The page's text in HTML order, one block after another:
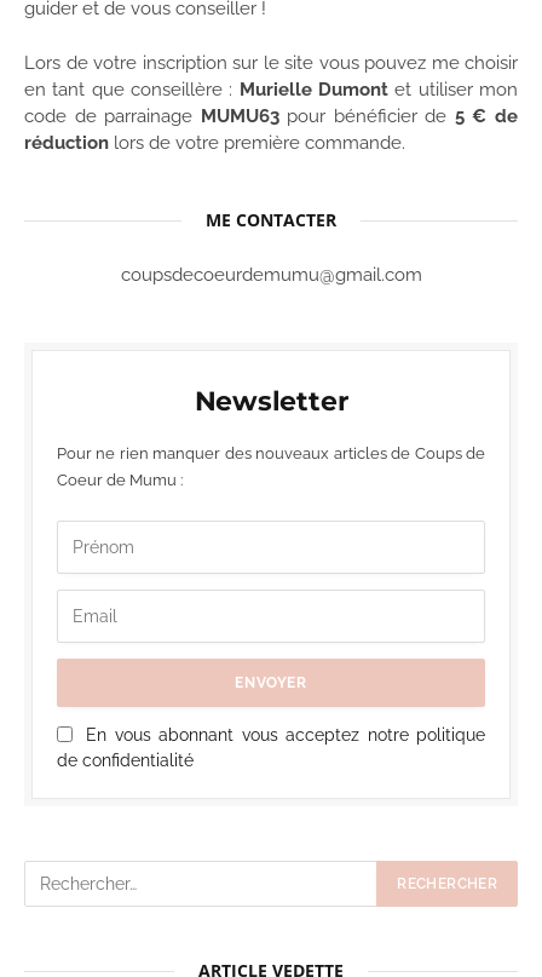
guider et de vous conseiller !
Lors de votre inscription sur le site vous pouvez me choisir
en tant que conseillère : Murielle Dumont et utiliser mon
code de parrainage MUMU63pour bénéficier de 5 € de
réduction lors de votre première commande.
ME CONTACTER
coupsdecoeurdemumu@gmail.com
Newsletter
Pour ne rien manquer des nouveaux articles de Coups de
Coeur de Mumu :
En vous abonnant vous acceptez notre politique
de confidentialité
ARTICLE VEDETTE